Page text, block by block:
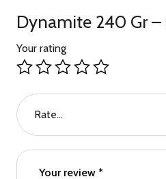
Dynamite 240 Gr –
Your rating
Rate…